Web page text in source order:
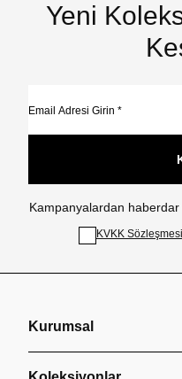
Yeni
Kampanyalardan
KVKK
Kurumsal